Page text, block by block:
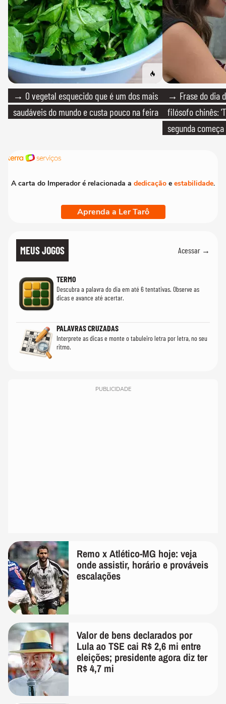
→ O vegetal esquecido que é um dos mais
saudáveis do mundo e custa pouco na feira
→ Frase do dia
filósofo chinês:
segunda
A carta do Imperador é relacionada a dedicação e estabilidade.
Aprenda a Ler Tarô
MEUS JOGOS Acessar →
TERMO
Descubra a palavra do dia em até 6 tentativas. Observe as
dicas e avance até acertar.
PALAVRAS CRUZADAS
Interprete as dicas e monte o tabuleiro letra por letra, no seu
ritmo.
PUBLICIDADE
Remo x Atlético-MG hoje: veja
onde assistir, horário e prováveis
escalações
Valor de bens declarados por
Lula ao TSE cai R$ 2,6 mi entre
eleições; presidente agora diz ter
R$ 4,7 mi